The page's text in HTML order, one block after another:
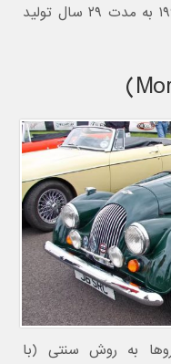
بودند. مزدا کوزمو از سال ۱۹۶۷ تا ۱۹۹۶ به مدت ۲۹ سال تولید
به روش سنتی (با